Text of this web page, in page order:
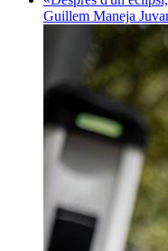
Guillem Maneja